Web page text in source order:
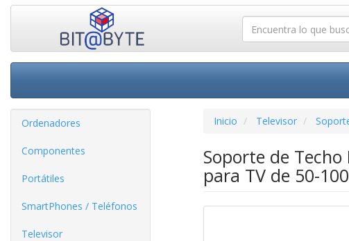
Ordenadores
Componentes
Portátiles
SmartPhones / Teléfonos
Televisor
Inicio Televisor
Soporte de
para TV de 50-